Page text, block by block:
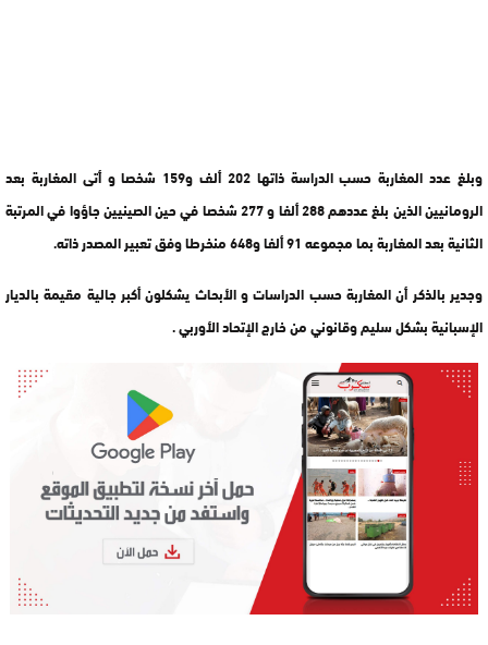
وبلغ عدد المغاربة حسب الدراسة ذاتها 202 ألف و159 شخصا و أتى المغاربة بعد
الرومانيين الذين بلغ عددهم 288 ألفا و 277 شخصا في حين الصينيين جاؤوا في المرتبة
الثانية بعد المغاربة بما مجموعه 91 ألفا و648 منخرطا وفق تعبير المصدر ذاته.
وجدير بالذكر أن المغاربة حسب الدراسات و الأبحاث يشكلون أكبر جالية مقيمة بالديار
الإسبانية بشكل سليم وقانوني من خارج الإتحاد الأوربي .